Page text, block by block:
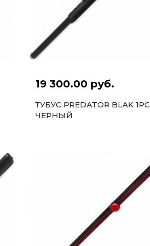
19 300.00 руб.
ТУБУС PREDATOR BLAK 1PC
ЧЕРНЫЙ